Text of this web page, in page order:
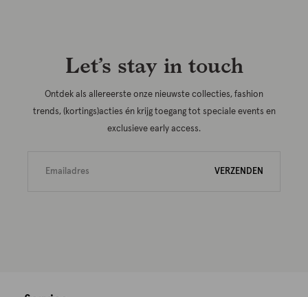
Let’s stay in touch
Ontdek als allereerste onze nieuwste collecties, fashion
trends, (kortings)acties én krijg toegang tot speciale events en
exclusieve early access.
VERZENDEN